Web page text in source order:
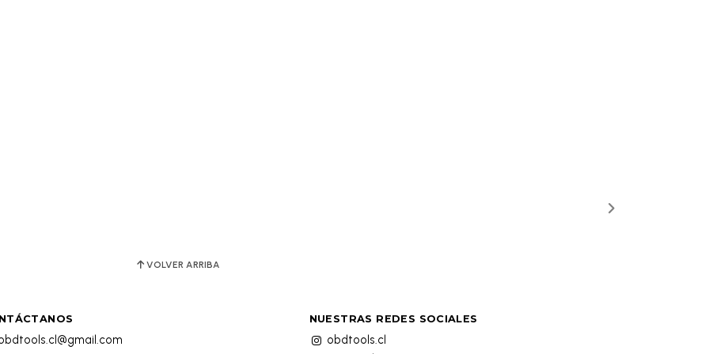
VOLVER ARRIBA
NUESTRAS REDES SOCIALES
obdtools.cl